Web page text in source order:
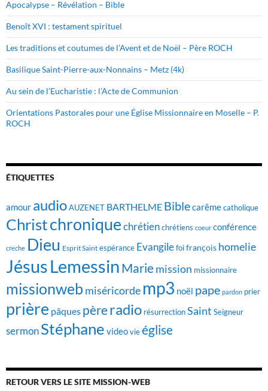
Apocalypse – Révélation – Bible
Benoît XVI : testament spirituel
Les traditions et coutumes de l’Avent et de Noël – Père ROCH
Basilique Saint-Pierre-aux-Nonnains – Metz (4k)
Au sein de l’Eucharistie : l’Acte de Communion
Orientations Pastorales pour une Église Missionnaire en Moselle – P.
ROCH
ÉTIQUETTES
amour audioAUZENET BARTHELME Biblecarêmecatholique
Christchronique chrétienchrétiens coeur conférence
creche Dieu Esprit Saint espérance Evangilefoifrançois homelie
JésusLemessinMariemission missionnaire
missionweb miséricorde mp3 noël pape pardon prier
prière pâques pèreradio résurrectionSaint Seigneur
sermon Stéphane videovieéglise
RETOUR VERS LE SITE MISSION-WEB